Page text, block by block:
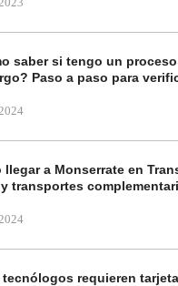
saber si tengo un
Paso a paso para
llegar a Monserrate en
transportes
tecnólogos requieren tarjeta